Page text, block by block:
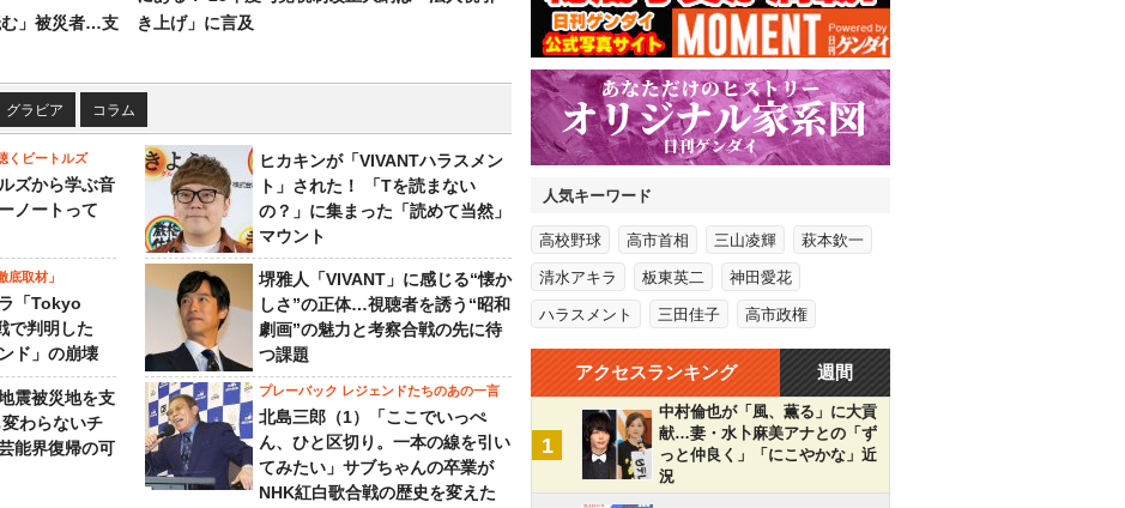
む」被災者…支
き上げ」に言及
グラビア コラム
くビートルズ
ズから学ぶ音
ノートって
ヒカキンが「VIVANTハラスメン
ト」された！ 「Tを読まない
の？」に集まった「読めて当然」
マウント
底取材」
「Tokyo
で判明した
ド」の崩壊
堺雅人「VIVANT」に感じる“懐か
しさ”の正体…視聴者を誘う“昭和
劇画”の魅力と考察合戦の先に待
つ課題
震被災地を支
わらないチ
能界復帰の可
プレーバック レジェンドたちのあの一言
北島三郎（1）「ここでいっぺ
ん、ひと区切り。一本の線を引い
てみたい」サブちゃんの卒業が
NHK紅白歌合戦の歴史を変えた
人気キーワード
高校野球 高市首相 三山凌輝 萩本欽一
清水アキラ 板東英二 神田愛花
ハラスメント 三田佳子 高市政権
アクセスランキング 週間
1
中村倫也が「風、薫る」に大貢
献…妻・水卜麻美アナとの「ず
っと仲良く」「にこやかな」近
況